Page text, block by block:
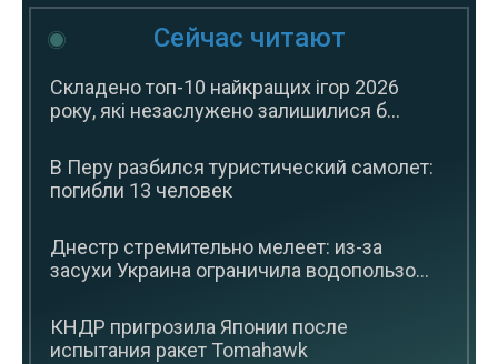
Сейчас читают
Складено топ-10 найкращих ігор 2026
року, які незаслужено залишилися б...
В Перу разбился туристический самолет:
погибли 13 человек
Днестр стремительно мелеет: из-за
засухи Украина ограничила водопользо...
КНДР пригрозила Японии после
испытания ракет Tomahawk